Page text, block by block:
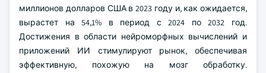
миллионов долларов США в 2023 году и, как ожидается,
вырастет на 54,1% в период с 2024 по 2032 год.
Достижения в области нейроморфных вычислений и
приложений ИИ стимулируют рынок, обеспечивая
эффективную, похожую на мозг обработку.